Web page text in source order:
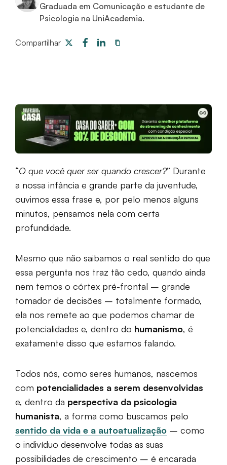
Graduada em Comunicação e estudante de
Psicologia na UniAcademia.
Compartilhar
“O que você quer ser quando crescer?” Durante
a nossa infância e grande parte da juventude,
ouvimos essa frase e, por pelo menos alguns
minutos, pensamos nela com certa
profundidade.
Mesmo que não saibamos o real sentido do que
essa pergunta nos traz tão cedo, quando ainda
nem temos o córtex pré-frontal – grande
tomador de decisões – totalmente formado,
ela nos remete ao que podemos chamar de
potencialidades e, dentro do humanismo, é
exatamente disso que estamos falando.
Todos nós, como seres humanos, nascemos
com potencialidades a serem desenvolvidas
e, dentro da perspectiva da psicologia
humanista, a forma como buscamos pelo
sentido da vida e a autoatualização – como
o indivíduo desenvolve todas as suas
possibilidades de crescimento – é encarada